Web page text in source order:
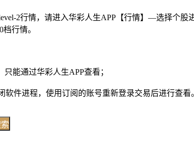
2行情，请进入华彩人生APP【行情】—选择个
行情。
能通过华彩人生APP查看；
软件进程，使用订阅的账号重新登录交易后进行查看